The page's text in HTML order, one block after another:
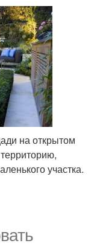
на открытом
участка.